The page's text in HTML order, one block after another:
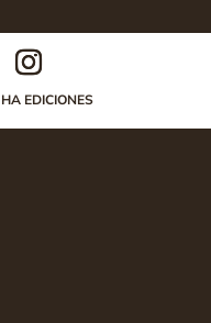
HA EDICIONES